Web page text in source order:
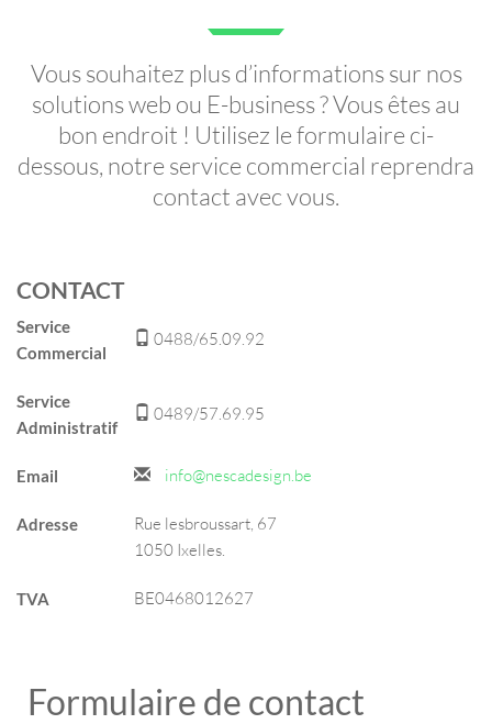
Vous souhaitez plus d’informations sur nos
solutions web ou E-business ? Vous êtes au
bon endroit ! Utilisez le formulaire ci-
dessous, notre service commercial reprendra
contact avec vous.
CONTACT
Service
Commercial
0488/65.09.92
Service
Administratif
0489/57.69.95
Email info@nescadesign.be
Adresse
Rue lesbroussart, 67
1050 Ixelles.
TVA BE0468012627
Formulaire de contact